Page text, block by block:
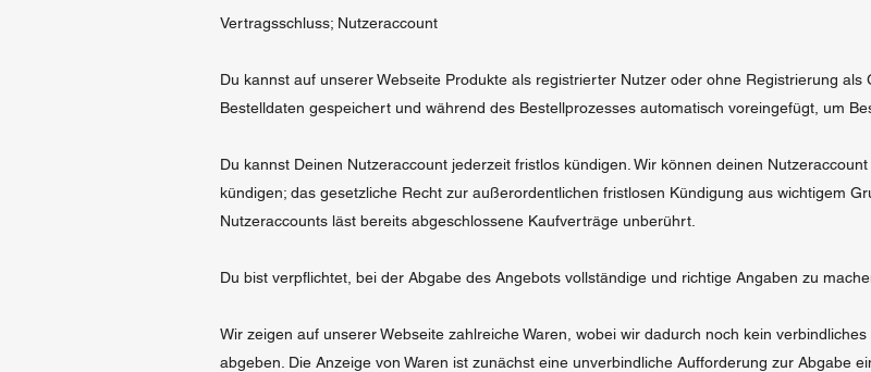
Vertragsschluss; Nutzeraccount
Du kannst auf unserer Webseite Produkte als registrierter Nutzer oder ohne Registrierung
Bestelldaten gespeichert und während des Bestellprozesses automatisch voreingefügt, um
Du kannst Deinen Nutzeraccount jederzeit fristlos kündigen. Wir können deinen
kündigen; das gesetzliche Recht zur außerordentlichen fristlosen Kündigung aus wichtigem
Nutzeraccounts läst bereits abgeschlossene Kaufverträge unberührt.
Du bist verpflichtet, bei der Abgabe des Angebots vollständige und richtige Angaben zu
Wir zeigen auf unserer Webseite zahlreiche Waren, wobei wir dadurch noch kein
abgeben. Die Anzeige von Waren ist zunächst eine unverbindliche Aufforderung zur Abgabe